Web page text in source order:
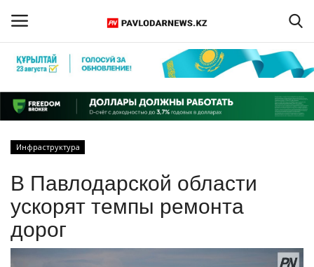
Регистрация
Главная
ПАВЛОДАРСКАЯ ОБЛАСТЬ
КАЗАХСТАН
Инфраструктура
В Павлодарской области
ускорят темпы ремонта
дорог